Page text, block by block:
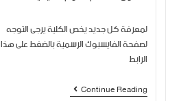
لمعرفة كل جديد يخص الكلية يرجى التوجه
لصفحة الفايسبوك الرسمية بالضغط على هذا
الرابط
Continue Reading